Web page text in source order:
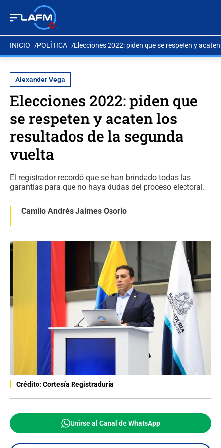
INICIO POLÍTICA Elecciones 2022: piden que se respeten y
Alexander Vega
Elecciones 2022: piden que
se respeten y acaten los
resultados de la segunda
vuelta
El registrador recordó que se han brindado todas las
garantías para que no haya dudas del proceso electoral.
Camilo Andrés Jaimes Osorio
Crédito: Cortesía Registraduría
Unirse al Canal de WhatsApp